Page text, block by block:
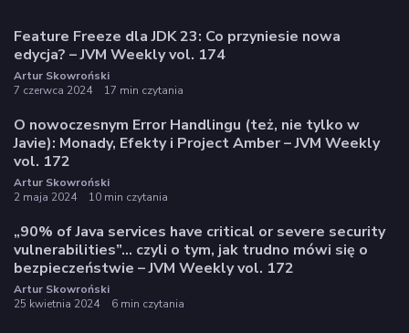
Feature Freeze dla JDK 23: Co przyniesie nowa
edycja? – JVM Weekly vol. 174
Artur Skowroński
7 czerwca 2024
17 min czytania
O nowoczesnym Error Handlingu (też, nie tylko w
Javie): Monady, Efekty i Project Amber – JVM Weekly
vol. 172
Artur Skowroński
2 maja 2024
10 min czytania
„90% of Java services have critical or severe security
vulnerabilities”… czyli o tym, jak trudno mówi się o
bezpieczeństwie – JVM Weekly vol. 172
Artur Skowroński
25 kwietnia 2024
6 min czytania